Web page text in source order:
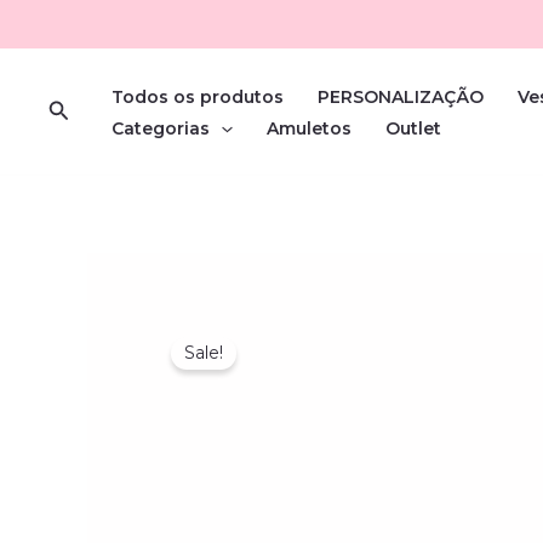
to
SearchTodos os produtos PERSONALIZAÇÃO
Categorias
Amuletos Outlet
Sale!